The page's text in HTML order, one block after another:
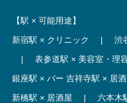
【駅 × 可能用途】
新宿駅 × クリニック
| 渋
|
表参道駅 × 美容室・理
銀座駅 × バー 吉祥寺駅 × 居
新橋駅 × 居酒屋
| 六本木